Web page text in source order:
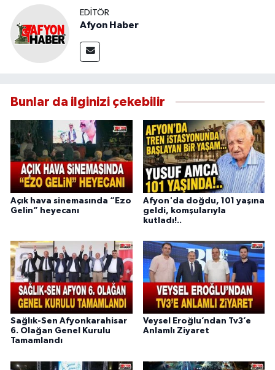
EDITÖR
Afyon Haber
Bunlar da ilginizi çekebilir
Açık hava sinemasında “Ezo
Gelin” heyecanı
Afyon'da doğdu, 101 yaşına
geldi, komşularıyla
kutladı!..
Sağlık-Sen Afyonkarahisar
6. Olağan Genel Kurulu
Tamamlandı
Veysel Eroğlu’ndan Tv3’e
Anlamlı Ziyaret